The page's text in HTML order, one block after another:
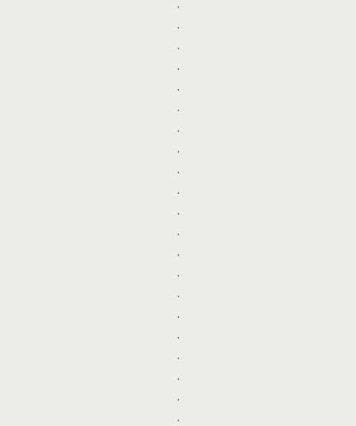
.
.
.
.
.
.
.
.
.
.
.
.
.
.
.
.
.
.
.
.